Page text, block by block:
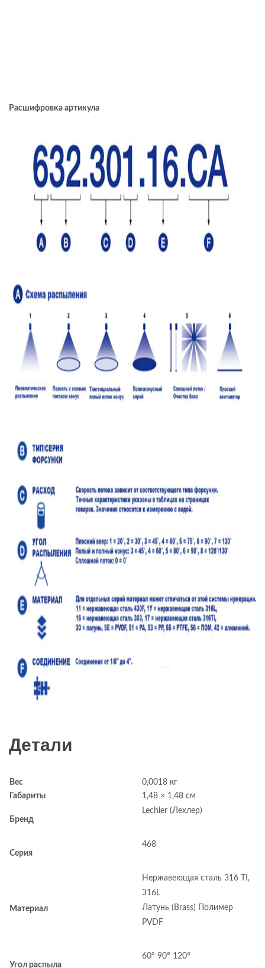
Расшифровка артикула
Детали
Вес
0,0018 кг
Габариты
1,48 × 1,48 см
Бренд
Lechler (Лехлер)
Серия
468
Материал
Нержавеющая сталь 316 TI,
316L
Латунь (Brass) Полимер
PVDF
Угол распыла
60° 90° 120°